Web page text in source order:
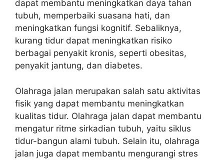
dapat membantu meningkatkan daya tahan
tubuh, memperbaiki suasana hati, dan
meningkatkan fungsi kognitif. Sebaliknya,
kurang tidur dapat meningkatkan risiko
berbagai penyakit kronis, seperti obesitas,
penyakit jantung, dan diabetes.
Olahraga jalan merupakan salah satu aktivitas
fisik yang dapat membantu meningkatkan
kualitas tidur. Olahraga jalan dapat membantu
mengatur ritme sirkadian tubuh, yaitu siklus
tidur-bangun alami tubuh. Selain itu, olahraga
jalan juga dapat membantu mengurangi stres